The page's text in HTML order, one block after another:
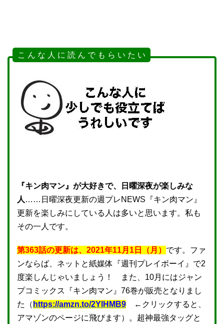
こ ん な 人 に 読 ん で も ら い た い
『キン肉マン』が大好きで、日曜深夜が楽しみな
人 ……日曜深夜更新の週プレNEWS『キン肉マン』
更新を楽しみにしている人は多いと思います。私も
その一人です。
第363話の更新は、2021年11月1日（月） です。ファ
ンならば、ネットと紙媒体『週刊プレイボーイ』で2
度楽しんじゃいましょう！ また、10月にはジャン
プコミックス『キン肉マン』76巻が販売となりまし
た（ https://amzn.to/2YlHMB9 ←クリックすると、
アマゾンのページに飛びます）。超神最強タッグと